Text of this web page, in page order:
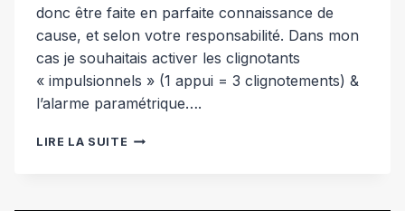
donc être faite en parfaite connaissance de
cause, et selon votre responsabilité. Dans mon
cas je souhaitais activer les clignotants
« impulsionnels » (1 appui = 3 clignotements) &
l’alarme paramétrique….
LIRE LA SUITE DDT4ALL